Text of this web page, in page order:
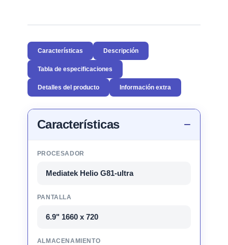
Características Descripción
Tabla de especificaciones
Detalles del producto Información extra
Características
PROCESADOR
Mediatek Helio G81-ultra
PANTALLA
6.9" 1660 x 720
ALMACENAMIENTO